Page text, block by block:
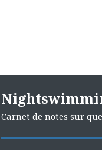
Carnet de notes sur